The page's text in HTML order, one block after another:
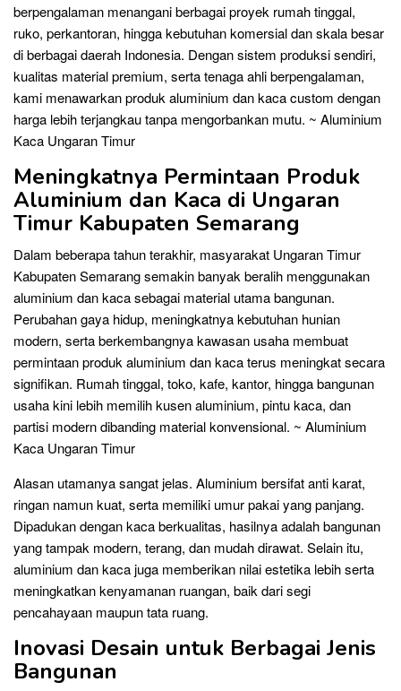
berpengalaman menangani berbagai proyek rumah tinggal,
ruko, perkantoran, hingga kebutuhan komersial dan skala besar
di berbagai daerah Indonesia. Dengan sistem produksi sendiri,
kualitas material premium, serta tenaga ahli berpengalaman,
kami menawarkan produk aluminium dan kaca custom dengan
harga lebih terjangkau tanpa mengorbankan mutu. ~ Aluminium
Kaca Ungaran Timur
Meningkatnya Permintaan Produk
Aluminium dan Kaca di Ungaran
Timur Kabupaten Semarang
Dalam beberapa tahun terakhir, masyarakat Ungaran Timur
Kabupaten Semarang semakin banyak beralih menggunakan
aluminium dan kaca sebagai material utama bangunan.
Perubahan gaya hidup, meningkatnya kebutuhan hunian
modern, serta berkembangnya kawasan usaha membuat
permintaan produk aluminium dan kaca terus meningkat secara
signifikan. Rumah tinggal, toko, kafe, kantor, hingga bangunan
usaha kini lebih memilih kusen aluminium, pintu kaca, dan
partisi modern dibanding material konvensional. ~ Aluminium
Kaca Ungaran Timur
Alasan utamanya sangat jelas. Aluminium bersifat anti karat,
ringan namun kuat, serta memiliki umur pakai yang panjang.
Dipadukan dengan kaca berkualitas, hasilnya adalah bangunan
yang tampak modern, terang, dan mudah dirawat. Selain itu,
aluminium dan kaca juga memberikan nilai estetika lebih serta
meningkatkan kenyamanan ruangan, baik dari segi
pencahayaan maupun tata ruang.
Inovasi Desain untuk Berbagai Jenis
Bangunan